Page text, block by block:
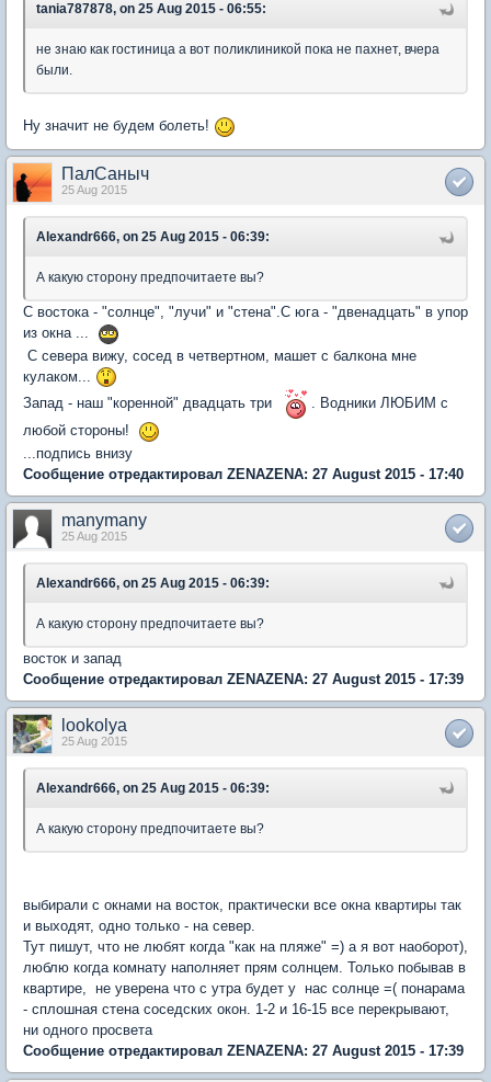
tania787878, on 25 Aug 2015 - 06:55:
не знаю как гостиница а вот поликлиникой пока не пахнет, вчера
были.
Ну значит не будем болеть!
ПалСаныч
25 Aug 2015
Alexandr666, on 25 Aug 2015 - 06:39:
А какую сторону предпочитаете вы?
С востока - "cолнце", "лучи" и "стена".C юга - "двенадцать" в упор
из окна ...
C севера вижу, сосед в четвертном, машет с балкона мне
кулаком...
Запад - наш "коренной" двадцать три
. Водники ЛЮБИМ с
любой стороны!
...подпись внизу
Сообщение отредактировал ZENAZENA: 27 August 2015 - 17:40
manymany
25 Aug 2015
Alexandr666, on 25 Aug 2015 - 06:39:
А какую сторону предпочитаете вы?
восток и запад
Сообщение отредактировал ZENAZENA: 27 August 2015 - 17:39
lookolya
25 Aug 2015
Alexandr666, on 25 Aug 2015 - 06:39:
А какую сторону предпочитаете вы?
выбирали с окнами на восток, практически все окна квартиры так
и выходят, одно только - на север.
Тут пишут, что не любят когда "как на пляже" =) а я вот наоборот),
люблю когда комнату наполняет прям солнцем. Только побывав в
квартире, не уверена что с утра будет у нас солнце =( понарама
- сплошная стена соседских окон. 1-2 и 16-15 все перекрывают,
ни одного просвета
Сообщение отредактировал ZENAZENA: 27 August 2015 - 17:39